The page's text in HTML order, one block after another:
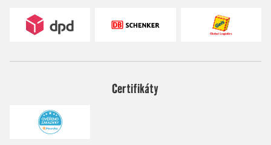
Certifikáty